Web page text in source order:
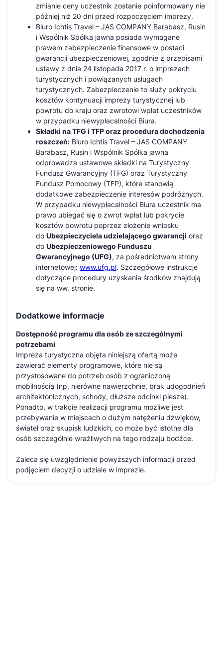
zmianie ceny uczestnik zostanie poinformowany nie
później niż 20 dni przed rozpoczęciem imprezy.
Biuro Ichtis Travel – JAS COMPANY Barabasz, Rusin
i Wspólnik Spółka jawna posiada wymagane
prawem zabezpieczenie finansowe w postaci
gwarancji ubezpieczeniowej, zgodnie z przepisami
ustawy z dnia 24 listopada 2017 r. o imprezach
turystycznych i powiązanych usługach
turystycznych. Zabezpieczenie to służy pokryciu
kosztów kontynuacji imprezy turystycznej lub
powrotu do kraju oraz zwrotowi wpłat uczestników
w przypadku niewypłacalności Biura.
Składki na TFG i TFP oraz procedura dochodzenia
roszczeń: Biuro Ichtis Travel – JAS COMPANY
Barabasz, Rusin i Wspólnik Spółka jawna
odprowadza ustawowe składki na Turystyczny
Fundusz Gwarancyjny (TFG) oraz Turystyczny
Fundusz Pomocowy (TFP), które stanowią
dodatkowe zabezpieczenie interesów podróżnych.
W przypadku niewypłacalności Biura uczestnik ma
prawo ubiegać się o zwrot wpłat lub pokrycie
kosztów powrotu poprzez złożenie wniosku
do Ubezpieczyciela udzielającego gwarancji oraz
do Ubezpieczeniowego Funduszu
Gwarancyjnego (UFG), za pośrednictwem strony
internetowej: www.ufg.pl. Szczegółowe instrukcje
dotyczące procedury uzyskania środków znajdują
się na ww. stronie.
Dodatkowe informacje
Dostępność programu dla osób ze szczególnymi
potrzebami
Impreza turystyczna objęta niniejszą ofertą może
zawierać elementy programowe, które nie są
przystosowane do potrzeb osób z ograniczoną
mobilnością (np. nierówne nawierzchnie, brak udogodnień
architektonicznych, schody, dłuższe odcinki piesze).
Ponadto, w trakcie realizacji programu możliwe jest
przebywanie w miejscach o dużym natężeniu dźwięków,
świateł oraz skupisk ludzkich, co może być istotne dla
osób szczególnie wrażliwych na tego rodzaju bodźce.
Zaleca się uwzględnienie powyższych informacji przed
podjęciem decyzji o udziale w imprezie.